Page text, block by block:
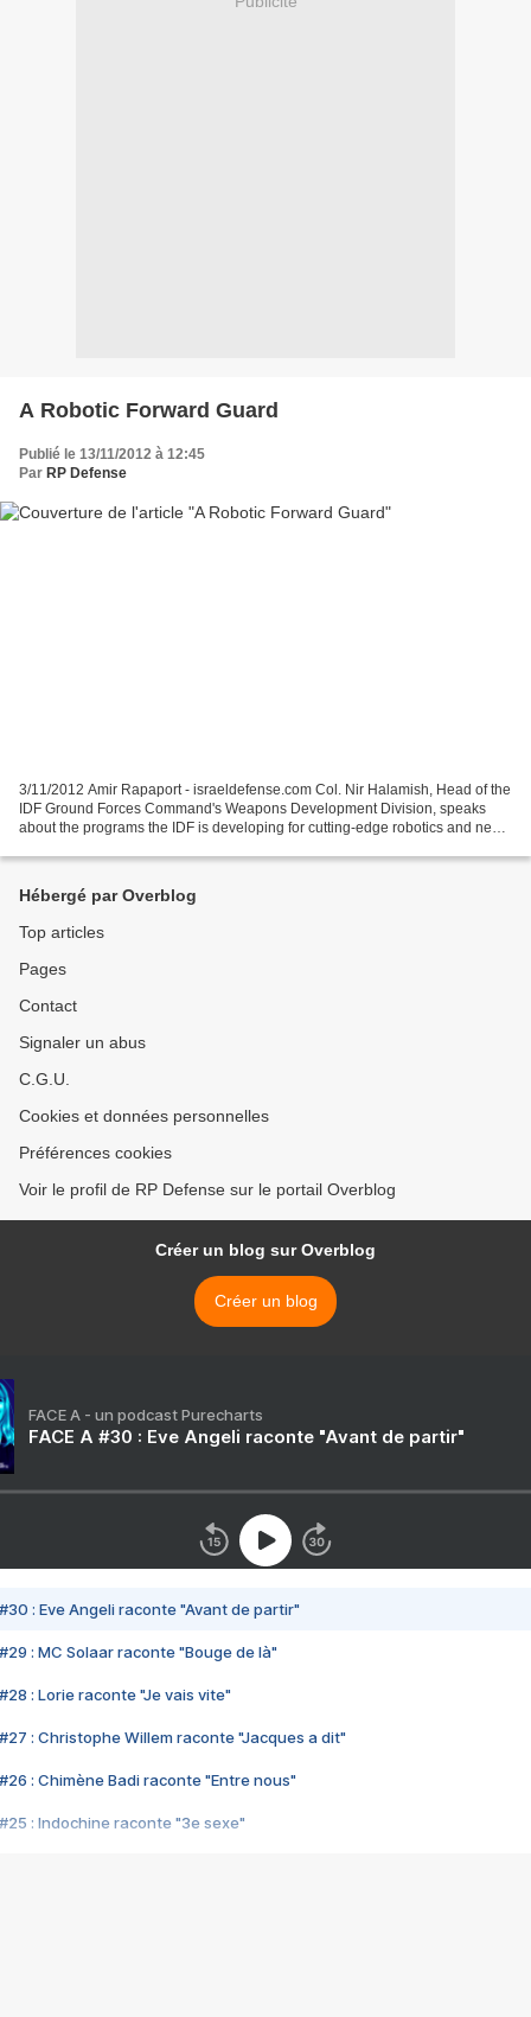
A Robotic Forward Guard
Publié le 13/11/2012 à 12:45
Par RP Defense
3/11/2012 Amir Rapaport - israeldefense.com Col. Nir Halamish, Head of the
IDF Ground Forces Command's Weapons Development Division, speaks
about the programs the IDF is developing for cutting-edge robotics and new
Hébergé par Overblog
Top articles
Pages
Contact
Signaler un abus
C.G.U.
Cookies et données personnelles
Préférences cookies
Voir le profil de RP Defense sur le portail Overblog
Créer un blog sur Overblog
Créer un blog
FACE A - un podcast Purecharts
FACE A #30 : Eve Angeli raconte "Avant de partir"
#30 : Eve Angeli raconte "Avant de partir"
#29 : MC Solaar raconte "Bouge de là"
#28 : Lorie raconte "Je vais vite"
#27 : Christophe Willem raconte "Jacques a dit"
#26 : Chimène Badi raconte "Entre nous"
#25 : Indochine raconte "3e sexe"